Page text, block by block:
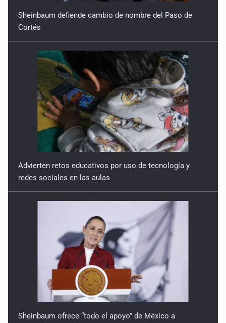
Sheinbaum defiende cambio de nombre del Paso de
Cortés
Advierten retos educativos por uso de tecnología y
redes sociales en las aulas
Sheinbaum ofrece “todo el apoyo” de México a